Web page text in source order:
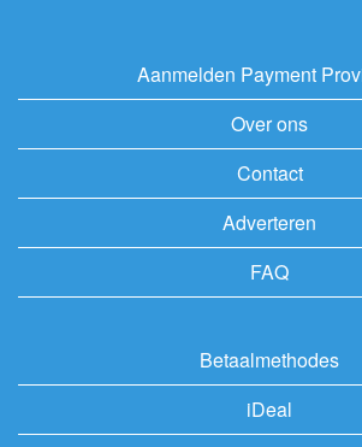
Aanmelden Payment
Over ons
Contact
Adverteren
FAQ
Betaalmethodes
iDeal